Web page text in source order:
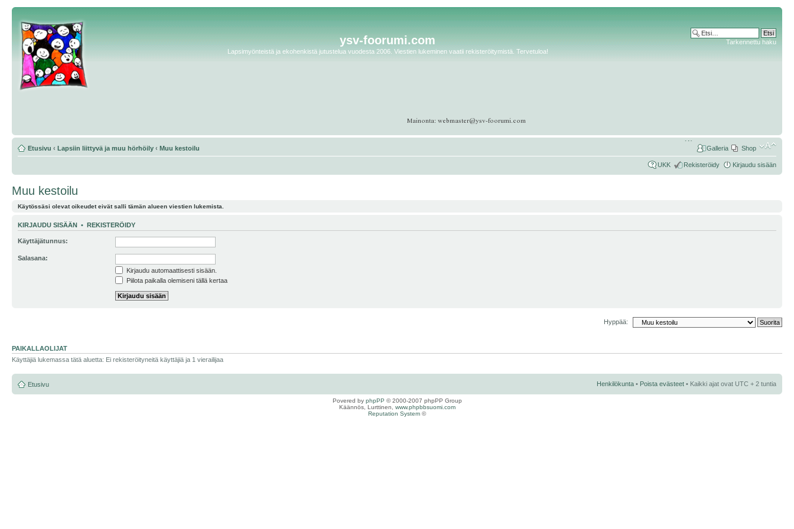
ysv-foorumi.com
Lapsimyönteistä ja ekohenkistä jutustelua vuodesta 2006. Viestien lukeminen vaatii rekisteröitymistä. Tervetuloa!
Tarkennettu haku
Etusivu ‹ Lapsiin liittyvä ja muu hörhöily ‹ Muu kestoilu Shop
Galleria
UKK Rekisteröidy Kirjaudu sisään
Muu kestoilu
Käytössäsi olevat oikeudet eivät salli tämän alueen viestien lukemista.
KIRJAUDU SISÄÄN • REKISTERÖIDY
Käyttäjätunnus:
Salasana:
Kirjaudu automaattisesti sisään.
Piilota paikalla olemiseni tällä kertaa
Hyppää:
PAIKALLAOLIJAT
Käyttäjiä lukemassa tätä aluetta: Ei rekisteröityneitä käyttäjiä ja 1 vierailijaa
Etusivu Henkilökunta • Poista evästeet • Kaikki ajat ovat UTC + 2 tuntia
Povered by phpPP © 2000-2007 phpPP Group
Käännös, Lurttinen, www.phpbbsuomi.com
Reputation System ©